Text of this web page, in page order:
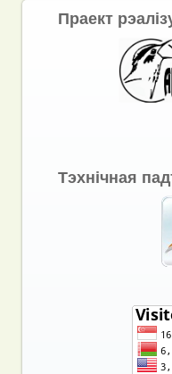
Праект
Тэхнічная